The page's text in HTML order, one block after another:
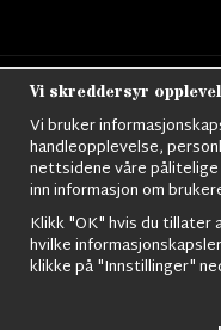
Nordens
kläder,
utrustning,
Jackor,Bomberjackor,
kläder,
Vi skreddersyr
Vi bruker
handleopplevelse,
nettsidene våre
inn informasjon om
Klikk "OK" hvis du tillater
hvilke
klikke på "Innstillinger"